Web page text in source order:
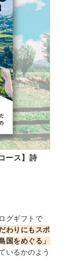
ース】詩
グギフトで
わりにもスポ
国をめぐる」
いるかのよう